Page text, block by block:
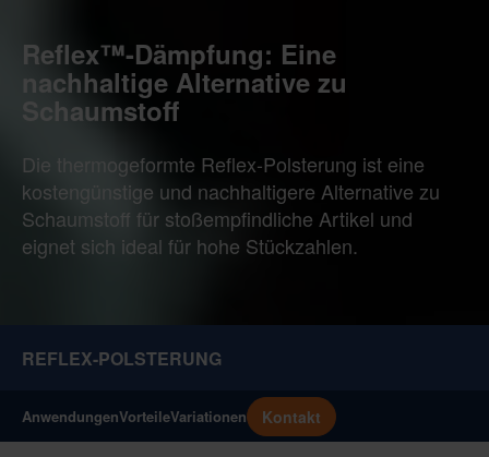
Reflex™-Dämpfung: Eine
nachhaltige Alternative zu
Schaumstoff
Die thermogeformte Reflex-Polsterung ist eine
kostengünstige und nachhaltigere Alternative zu
Schaumstoff für stoßempfindliche Artikel und
eignet sich ideal für hohe Stückzahlen.
REFLEX-POLSTERUNG
AnwendungenVorteileVariationen Kontakt